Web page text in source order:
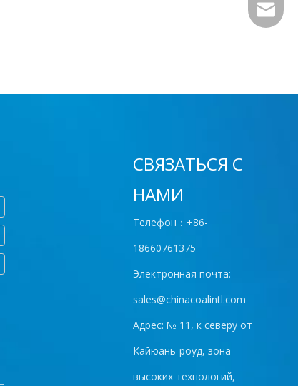
СВЯЗАТЬСЯ С
НАМИ
Телефон：+86-
18660761375
Электронная почта:
sales@chinacoalintl.com
Адрес: № 11, к северу от
Кайюань-роуд, зона
высоких технологий,